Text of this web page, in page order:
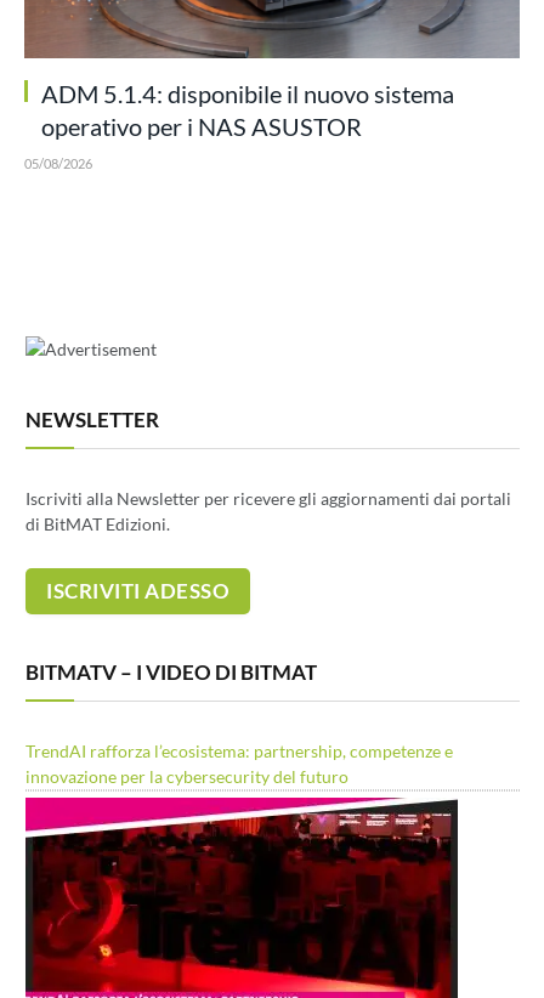
ADM 5.1.4: disponibile il nuovo sistema
operativo per i NAS ASUSTOR
05/08/2026
NEWSLETTER
Iscriviti alla Newsletter per ricevere gli aggiornamenti dai portali
di BitMAT Edizioni.
BITMATV – I VIDEO DI BITMAT
TrendAI rafforza l’ecosistema: partnership, competenze e
innovazione per la cybersecurity del futuro